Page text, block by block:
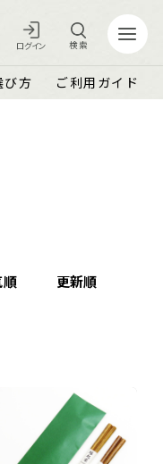
び方 ご利用ガイド
検索
ログイン
祝い（子供箸）
せ
スタッフブログ
順 更新順